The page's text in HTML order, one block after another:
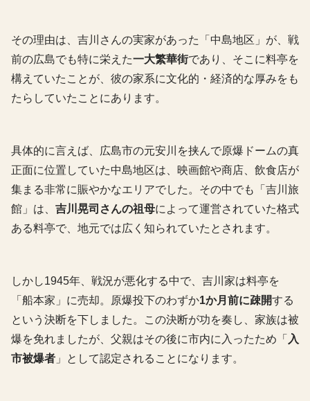
その理由は、吉川さんの実家があった「中島地区」が、戦
前の広島でも特に栄えた一大繁華街であり、そこに料亭を
構えていたことが、彼の家系に文化的・経済的な厚みをも
たらしていたことにあります。
具体的に言えば、広島市の元安川を挟んで原爆ドームの真
正面に位置していた中島地区は、映画館や商店、飲食店が
集まる非常に賑やかなエリアでした。その中でも「吉川旅
館」は、 吉川晃司さんの祖母によって運営されていた格式
ある料亭で、地元では広く知られていたとされます。
しかし1945年、戦況が悪化する中で、吉川家は料亭を
「船本家」に売却。原爆投下のわずか1か月前に疎開する
という決断を下しました。この決断が功を奏し、家族は被
爆を免れましたが、父親はその後に市内に入ったため「 入
市被爆者 」として認定されることになります。